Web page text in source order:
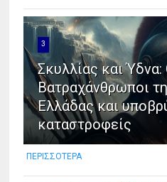
3
Σκυλλίας και
Βατραχάνθρωποι
Ελλάδας και
καταστροφείς
ΠΕΡΙΣΣΟΤΕΡΑ